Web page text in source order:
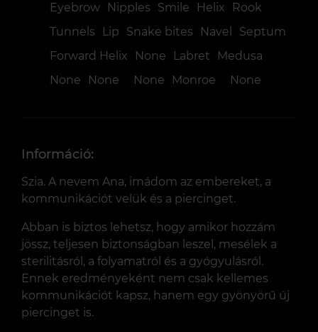
Eyebrow
Nipples Smilе Helix
Rook
Tunnels
Lip Snake bites Navel
Septum
Forward Helix
None Labret
Medusa
None
None None Monroe None
Információ:
Szia. A nevem Ana, imádom az embereket, a
kommunikációt velük és a piercinget.
Abban is biztos lehetsz, hogy amikor hozzám
jössz, teljesen biztonságban leszel, mesélek a
sterilitásról, a folyamatról és a gyógyulásról.
Ennek eredményeként nem csak kellemes
kommunikációt kapsz, hanem egy gyönyörű új
piercinget is.